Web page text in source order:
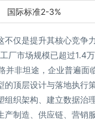
国际标准2-3%
仅是提升其核心竞争
厂市场规模已超过1.4
非坦途，企业普遍
顶层设计与落地执行
织架构、建立数据治
制造、供应链、营销